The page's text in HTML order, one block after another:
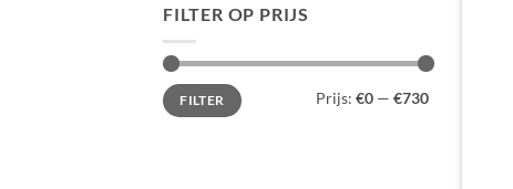
FILTER OP PRIJS
Min.
prijs
Max.
prijsFILTER Prijs: €0 — €730